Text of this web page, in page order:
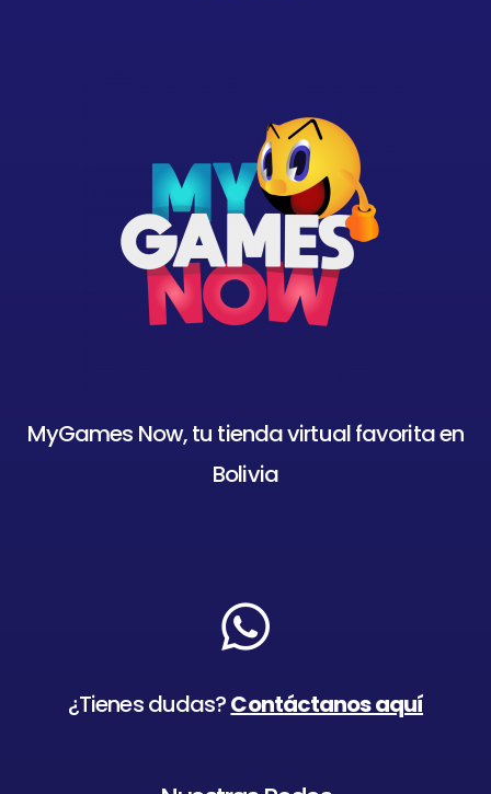
MyGames Now, tu tienda virtual favorita en
Bolivia
¿Tienes dudas?Contáctanos aquí